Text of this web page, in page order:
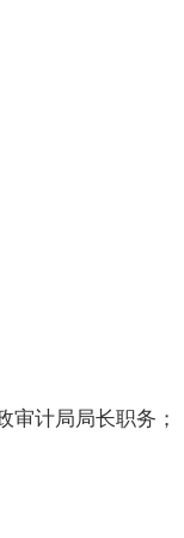
审计局局长职务；